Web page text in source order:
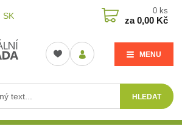
SK
MENU
HLEDAT
0 ks
za0,00 Kč